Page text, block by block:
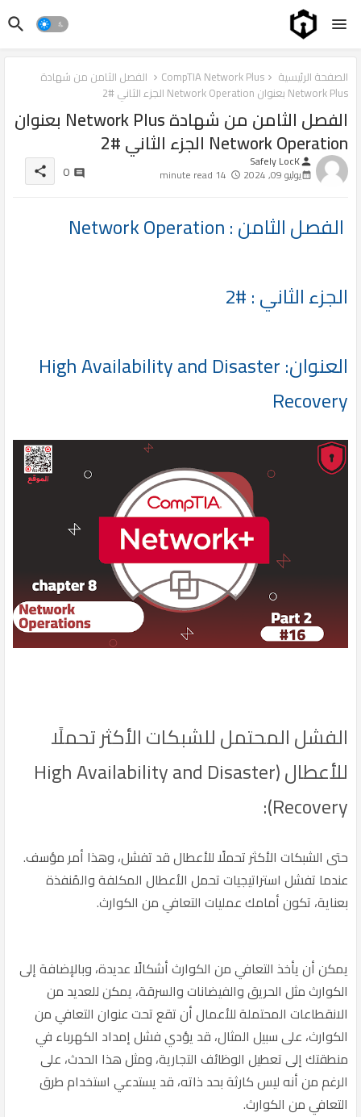
الصفحة الرئيسية CompTIA Network Plus
الفصل الثامن من شهادة
Network Plus بعنوان Network Operation الجزء الثاني #2
الفصل الثامن من شهادة Network Plus بعنوان
Network Operation الجزء الثاني #2
person
Safely LocK
يوليو 09, 2024 14 minute read
0
share
الفصل الثامن : Network Operation
الجزء الثاني : #2
العنوان: High Availability and Disaster
Recovery
الفشل المحتمل للشبكات الأكثر تحملًا
للأعطال (High Availability and Disaster
Recovery):
حتى الشبكات الأكثر تحملًا للأعطال قد تفشل، وهذا أمر مؤسف.
عندما تفشل استراتيجيات تحمل الأعطال المكلفة والمُنفذة
بعناية، تكون أمامك عمليات التعافي من الكوارث.
يمكن أن يأخذ التعافي من الكوارث أشكالًا عديدة، وبالإضافة إلى
الكوارث مثل الحريق والفيضانات والسرقة، يمكن للعديد من
الانقطاعات المحتملة للأعمال أن تقع تحت عنوان التعافي من
الكوارث، على سبيل المثال، قد يؤدي فشل إمداد الكهرباء في
منطقتك إلى تعطيل الوظائف التجارية، ومثل هذا الحدث، على
الرغم من أنه ليس كارثة بحد ذاته، قد يستدعي استخدام طرق
التعافي من الكوارث.